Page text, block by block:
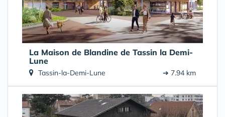
La Maison de Blandine de Tassin la Demi-
Lune
Tassin-la-Demi-Lune ➔ 7.94 km